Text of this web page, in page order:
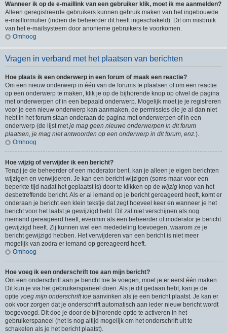
Wanneer ik op de e-maillink van een gebruiker klik, moet ik me aanmelden?
Alleen geregistreerde gebruikers kunnen gebruik maken van het ingebouwde
e-mailformulier (indien de beheerder dit heeft ingeschakeld). Dit om misbruik
van het e-mailsysteem door anonieme gebruikers te voorkomen.
Omhoog
Vragen in verband met het plaatsen van berichten
Hoe plaats ik een onderwerp in een forum of maak een reactie?
Om een nieuw onderwerp in één van de forums te plaatsen of om een reactie
op een onderwerp te maken, klik je op de bijhorende knop op ofwel de pagina
met onderwerpen of in een bepaald onderwerp. Mogelijk moet je je registreren
voor je een nieuw onderwerp kan aanmaken, de permissies die je al dan niet
hebt in het forum staan onderaan de pagina met onderwerpen of in een
onderwerp (de lijst metje mag geen nieuwe onderwerpen in dit forum
plaatsen, je mag niet antwoorden op een onderwerp in dit forum, enz.).
Omhoog
Hoe wijzig of verwijder ik een bericht?
Tenzij je de beheerder of een moderator bent, kan je alleen je eigen berichten
wijzigen en verwijderen. Je kan een bericht wijzigen (soms maar voor een
beperkte tijd nadat het geplaatst is) door te klikken op de wijzig knop van het
desbetreffende bericht. Als er al iemand op je bericht gereageerd heeft, komt er
onderaan je bericht een klein tekstje dat zegt hoeveel keer en wanneer je het
bericht voor het laatst je gewijzigd hebt. Dit zal niet verschijnen als nog
niemand gereageerd heeft, evenmin als een beheerder of moderator je bericht
gewijzigd heeft. Zij kunnen wel een mededeling toevoegen, waarom ze je
bericht gewijzigd hebben. Het verwijderen van een bericht is niet meer
mogelijk van zodra er iemand op gereageerd heeft.
Omhoog
Hoe voeg ik een onderschrift toe aan mijn bericht?
Om een onderschrift aan je bericht toe te voegen, moet je er eerst één maken.
Dit kun je via het gebruikerspaneel doen. Als je dit gedaan hebt, kan je de
optie voeg mijn onderschrift toe aanvinken als je een bericht plaatst. Je kan er
ook voor zorgen dat je onderschrift automatisch aan ieder nieuw bericht wordt
toegevoegd. Dit doe je door de bijhorende optie te activeren in het
gebruikerspaneel (het is nog altijd mogelijk om het onderschrift uit te
schakelen als je het bericht plaatst).